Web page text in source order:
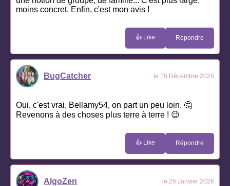
moins concret. Enfin, c'est mon avis !
👍 Like Répondre
BugCatcher le 15 Décembre 2025
Oui, c'est vrai, Bellamy54, on part un peu loin. 🤔
Revenons à des choses plus terre à terre ! 😉
👍 Like Répondre
AlgoZen le 25 Janvier 2026